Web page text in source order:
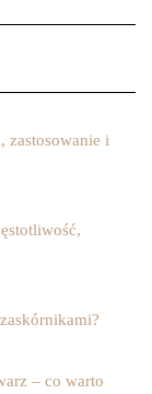
zastosowanie i
– co warto